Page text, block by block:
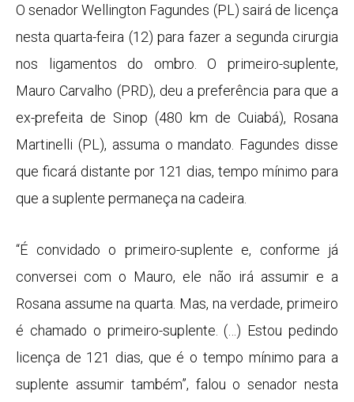
O senador Wellington Fagundes (PL) sairá de licença
nesta quarta-feira (12) para fazer a segunda cirurgia
nos ligamentos do ombro. O primeiro-suplente,
Mauro Carvalho (PRD), deu a preferência para que a
ex-prefeita de Sinop (480 km de Cuiabá), Rosana
Martinelli (PL), assuma o mandato. Fagundes disse
que ficará distante por 121 dias, tempo mínimo para
que a suplente permaneça na cadeira.
“É convidado o primeiro-suplente e, conforme já
conversei com o Mauro, ele não irá assumir e a
Rosana assume na quarta. Mas, na verdade, primeiro
é chamado o primeiro-suplente. (…) Estou pedindo
licença de 121 dias, que é o tempo mínimo para a
suplente assumir também”, falou o senador nesta